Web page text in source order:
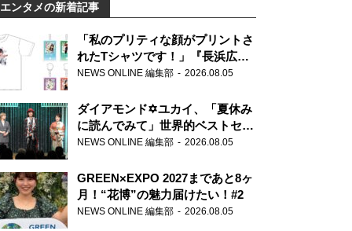
エンタメの新着記事
「私のプリティな顔がプリントさ
れたTシャツです！」『長浜広奈
天下無双』初の番組グッズ発売
NEWS ONLINE 編集部 2026.08.05
ダイアモンド✡ユカイ、「夏休み
に読んでみて」世界的ベストセラ
ー『アナスタシア』を紹介
NEWS ONLINE 編集部 2026.08.05
GREEN×EXPO 2027まであと8ヶ
月！“花博”の魅力届けたい！#2
NEWS ONLINE 編集部 2026.08.05